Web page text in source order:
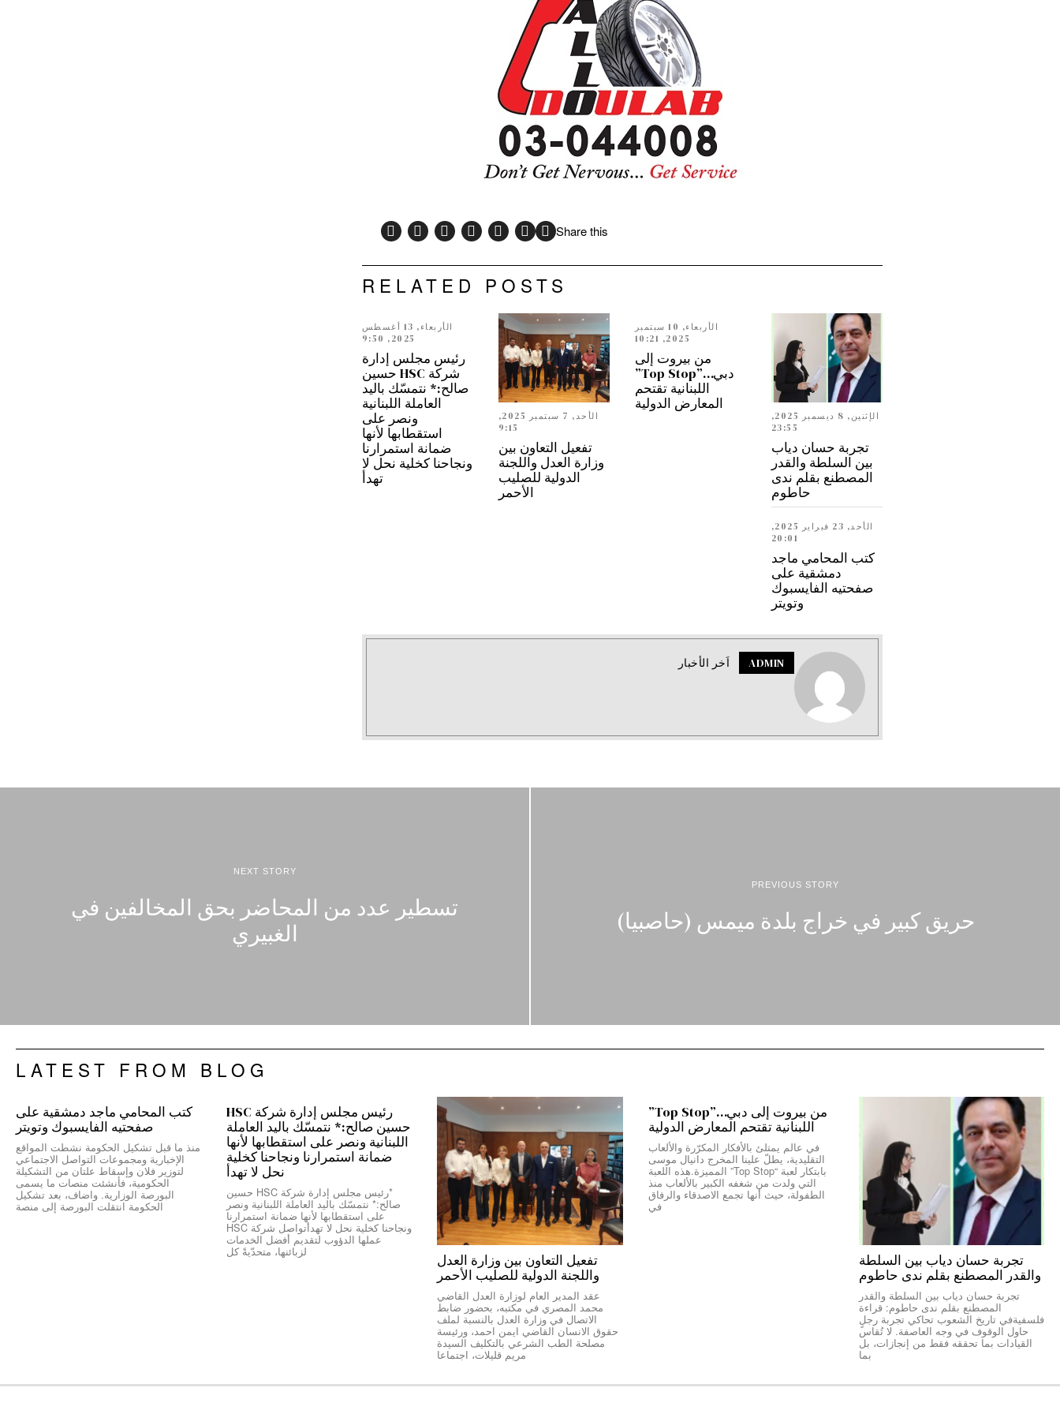
Share this
RELATED POSTS
الإثنين, 8 ديسمبر 2025,
23:55
تجربة حسان دياب
بين السلطة والقدر
المصطنع بقلم ندى
حاطوم
الأربعاء, 10 سبتمبر
2025, 10:21
من بيروت إلى
دبي…”Top Stop”
اللبنانية تقتحم
المعارض الدولية
الأحد, 7 سبتمبر 2025,
9:15
تفعيل التعاون بين
وزارة العدل واللجنة
الدولية للصليب
الأحمر
الأربعاء, 13 أغسطس
2025, 9:50
رئيس مجلس إدارة
شركة HSC حسين
صالح:* نتمسّك باليد
العاملة اللبنانية
ونصر على
استقطابها لأنها
ضمانة استمرارنا
ونجاحنا كخلية نحل لا
تهدأ
الأحد, 23 فبراير 2025,
20:01
كتب المحامي ماجد
دمشقية على
صفحتيه الفايسبوك
وتويتر
ADMIN اَخر الأخبار
PREVIOUS STORY
حريق كبير في خراج بلدة ميمس (حاصبيا)
NEXT STORY
تسطير عدد من المحاضر بحق المخالفين في
الغبيري
LATEST FROM BLOG
تجربة حسان دياب بين السلطة
والقدر المصطنع بقلم ندى حاطوم
تجربة حسان دياب بين السلطة والقدر
المصطنع بقلم ندى حاطوم: قراءة
فلسفيةفي تاريخ الشعوب تحاكي تجربة رجلٍ
حاول الوقوف في وجه العاصفة. لا تُقاس
القيادات بما تحققه فقط من إنجازات، بل
بما
من بيروت إلى دبي…”Top Stop”
اللبنانية تقتحم المعارض الدولية
في عالم يمتلئ بالأفكار المكرّرة والألعاب
التقليدية، يطلّ علينا المخرج دانيال موسى
بابتكار لعبة “Top Stop” المميزة.هذه اللعبة
التي ولدت من شغفه الكبير بالألعاب منذ
الطفولة، حيث أنها تجمع الاصدقاء والرفاق
في
تفعيل التعاون بين وزارة العدل
واللجنة الدولية للصليب الأحمر
عقد المدير العام لوزارة العدل القاضي
محمد المصري في مكتبه، بحضور ضابط
الاتصال في وزارة العدل بالنسبة لملف
حقوق الانسان القاضي ايمن احمد، ورئيسة
مصلحة الطب الشرعي بالتكليف السيدة
مريم قليلات، اجتماعا
رئيس مجلس إدارة شركة HSC
حسين صالح:* نتمسّك باليد العاملة
اللبنانية ونصر على استقطابها لأنها
ضمانة استمرارنا ونجاحنا كخلية
نحل لا تهدأ
*رئيس مجلس إدارة شركة HSC حسين
صالح:* نتمسّك باليد العاملة اللبنانية ونصر
على استقطابها لأنها ضمانة استمرارنا
ونجاحنا كخلية نحل لا تهدأتواصل شركة HSC
عملها الدؤوب لتقديم أفضل الخدمات
لزبائنها، متحدّيةً كل
كتب المحامي ماجد دمشقية على
صفحتيه الفايسبوك وتويتر
منذ ما قبل تشكيل الحكومة نشطت المواقع
الإخبارية ومجموعات التواصل الاجتماعي
لتوزير فلان وإسقاط علتان من التشكيلة
الحكومية، فأنشئت منصات ما يسمى
البورصة الوزارية. واضاف، بعد تشكيل
الحكومة انتقلت البورصة إلى منصة